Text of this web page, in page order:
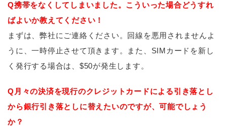
Q携帯をなくしてしまいました。こういった場合どうすれ
ばよいか教えてください！
まずは、弊社にご連絡ください。回線を悪用されませんよ
うに、一時停止させて頂きます。また、SIMカードを新し
く発行する場合は、$50が発生します。
Q月々の決済を現行のクレジットカードによる引き落とし
から銀行引き落としに替えたいのですが、可能でしょう
か？